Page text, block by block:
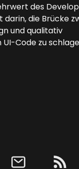
des
darin, die Brücke
und qualitativ
Code zu